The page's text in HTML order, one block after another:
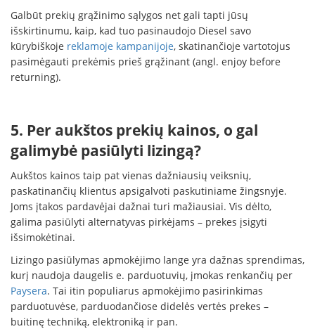
Galbūt prekių grąžinimo sąlygos net gali tapti jūsų
išskirtinumu, kaip, kad tuo pasinaudojo Diesel savo
kūrybiškoje reklamoje kampanijoje, skatinančioje vartotojus
pasimėgauti prekėmis prieš grąžinant (angl. enjoy before
returning).
5. Per aukštos prekių kainos, o gal
galimybė pasiūlyti lizingą?
Aukštos kainos taip pat vienas dažniausių veiksnių,
paskatinančių klientus apsigalvoti paskutiniame žingsnyje.
Joms įtakos pardavėjai dažnai turi mažiausiai. Vis dėlto,
galima pasiūlyti alternatyvas pirkėjams – prekes įsigyti
išsimokėtinai.
Lizingo pasiūlymas apmokėjimo lange yra dažnas sprendimas,
kurį naudoja daugelis e. parduotuvių, įmokas renkančių per
Paysera. Tai itin populiarus apmokėjimo pasirinkimas
parduotuvėse, parduodančiose didelės vertės prekes –
buitinę techniką, elektroniką ir pan.